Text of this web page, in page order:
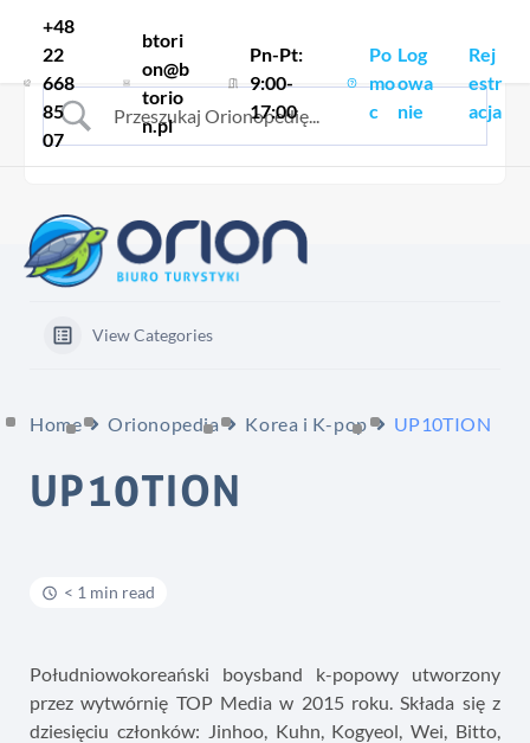
+48
22
668
85
07
btori
on@b
torio
n.pl
Pn-Pt:
9:00-
17:00
Po
mo
c
Log
owa
nie
Rej
estr
acja
View Categories
Home Orionopedia Korea i K-pop UP10TION
UP10TION
< 1 min read
Południowokoreański boysband k-popowy utworzony
przez wytwórnię TOP Media w 2015 roku. Składa się z
dziesięciu członków: Jinhoo, Kuhn, Kogyeol, Wei, Bitto,